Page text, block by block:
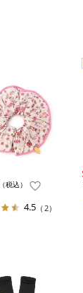
（税込）
4.5 （2）